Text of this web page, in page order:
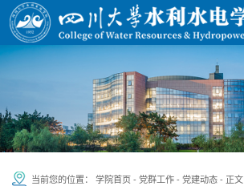
当前您的位置： 学院首页 - 党群工作 - 党建动态 - 正文